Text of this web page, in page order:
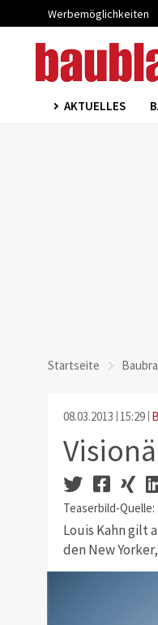
Werbemöglichkeiten
AKTUELLES
Startseite
08.03.2013 15:29
Teaserbild-Quelle:
Louis Kahn gilt
den New